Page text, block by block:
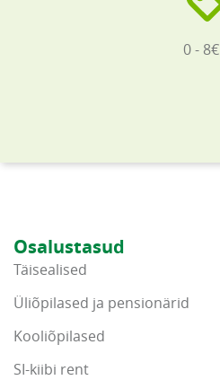
0 - 8€
Osalustasud
Täisealised
Üliõpilased ja pensionärid
Kooliõpilased
SI-kiibi rent